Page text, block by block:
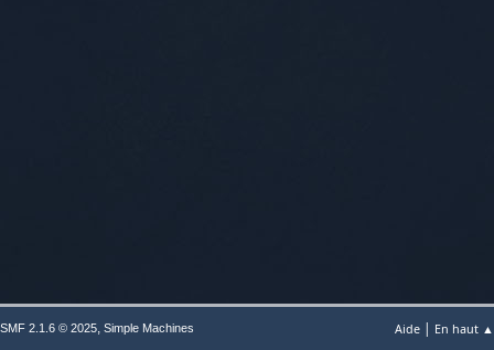
Aide | En haut ▲
SMF 2.1.6 © 2025, Simple Machines